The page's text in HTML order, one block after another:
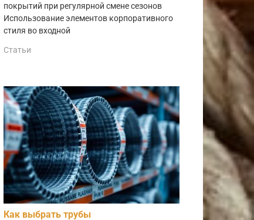
покрытий при регулярной смене сезонов
Использование элементов корпоративного
стиля во входной
Статьи
Как выбрать трубы